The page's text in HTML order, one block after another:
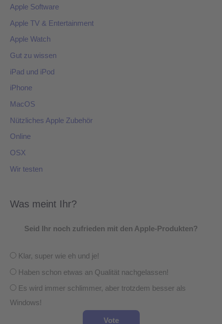
Apple Software
Apple TV & Entertainment
Apple Watch
Gut zu wissen
iPad und iPod
iPhone
MacOS
Nützliches Apple Zubehör
Online
OSX
Wir testen
Was meint Ihr?
Seid Ihr noch zufrieden mit den Apple-Produkten?
Klar, super wie eh und je!
Haben schon etwas an Qualität nachgelassen!
Es wird immer schlimmer, aber trotzdem besser als
Windows!